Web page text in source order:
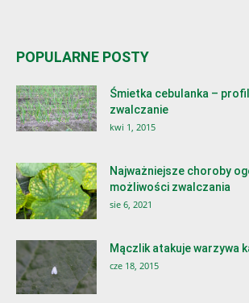
POPULARNE POSTY
Śmietka cebulanka –
zwalczanie
kwi 1, 2015
Najważniejsze choroby
możliwości zwalczania
sie 6, 2021
Mączlik atakuje warzywa
cze 18, 2015